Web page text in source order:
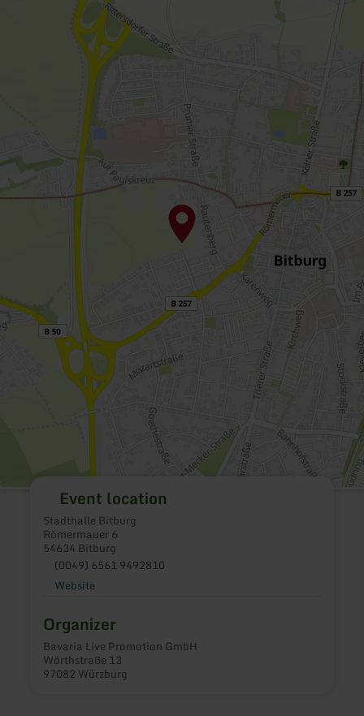
Event location
Stadthalle Bitburg
Römermauer 6
54634 Bitburg
(0049) 6561 9492810
Website
Organizer
Bavaria Live Promotion GmbH
Wörthstraße 13
97082 Würzburg